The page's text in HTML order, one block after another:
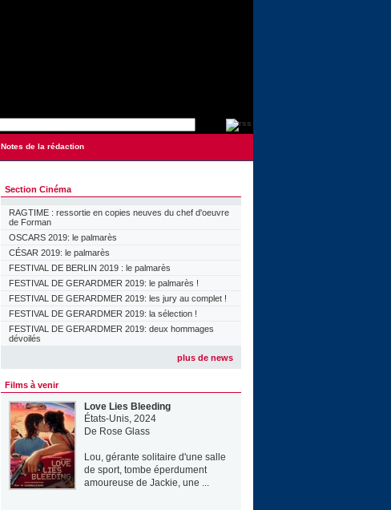
Notes de la rédaction
Section Cinéma
RAGTIME : ressortie en copies neuves du chef d'oeuvre
de Forman
OSCARS 2019: le palmarès
CÉSAR 2019: le palmarès
FESTIVAL DE BERLIN 2019 : le palmarès
FESTIVAL DE GERARDMER 2019: le palmarès !
FESTIVAL DE GERARDMER 2019: les jury au complet !
FESTIVAL DE GERARDMER 2019: la sélection !
FESTIVAL DE GERARDMER 2019: deux hommages
dévoilés
plus de news
Films à venir
Love Lies Bleeding
États-Unis, 2024
De Rose Glass
Lou, gérante solitaire d'une salle
de sport, tombe éperdument
amoureuse de Jackie, une ...